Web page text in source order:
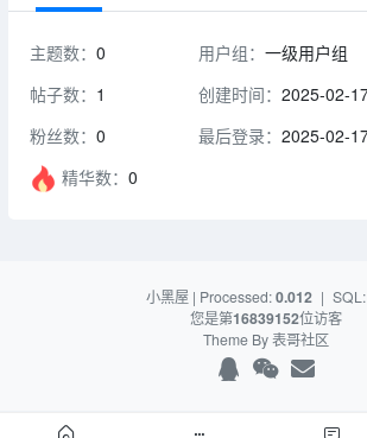
主题数： 0
帖子数： 1
粉丝数： 0
精华数： 0
用户组：一级用户组
创建时间：2025-02-
最后登录：2025-02-
小黑屋 | Processed:0.012 | SQL:
您是第16839152位访客
Theme By表哥社区